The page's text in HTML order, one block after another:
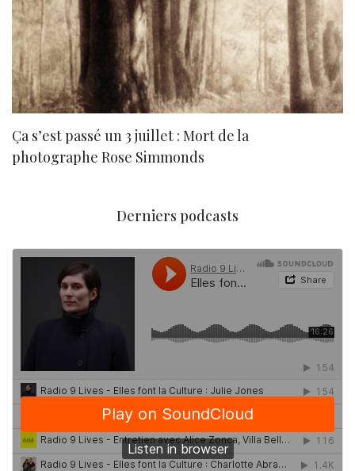
Ça s’est passé un 3 juillet : Mort de la
photographe Rose Simmonds
Derniers podcasts